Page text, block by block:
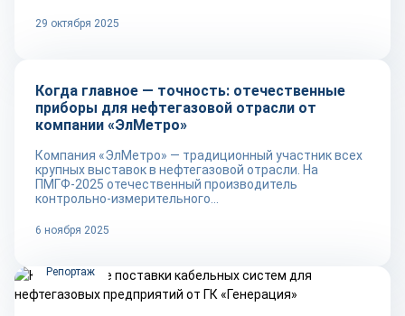
29 октября 2025
Репортаж
Когда главное — точность: отечественные
приборы для нефтегазовой отрасли от
компании «ЭлМетро»
Компания «ЭлМетро» — традиционный участник всех
крупных выставок в нефтегазовой отрасли. На
ПМГФ-2025 отечественный производитель
контрольно-измерительного...
6 ноября 2025
Репортаж